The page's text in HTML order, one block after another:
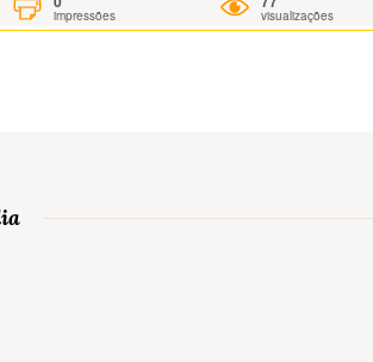
impressões visualizações